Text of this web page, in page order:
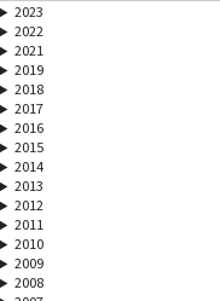
2023
2022
2021
2019
2018
2017
2016
2015
2014
2013
2012
2011
2010
2009
2008